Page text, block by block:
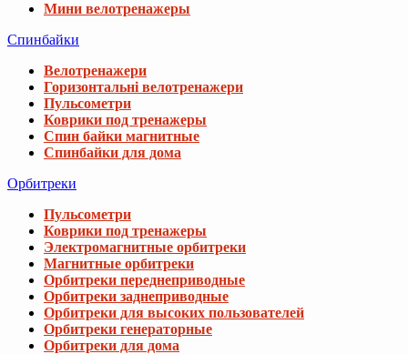
Мини велотренажеры
Спинбайки
Велотренажери
Горизонтальні велотренажери
Пульсометри
Коврики под тренажеры
Спин байки магнитные
Спинбайки для дома
Орбитреки
Пульсометри
Коврики под тренажеры
Электромагнитные орбитреки
Магнитные орбитреки
Орбитреки переднеприводные
Орбитреки заднеприводные
Орбитреки для высоких пользователей
Орбитреки генераторные
Орбитреки для дома